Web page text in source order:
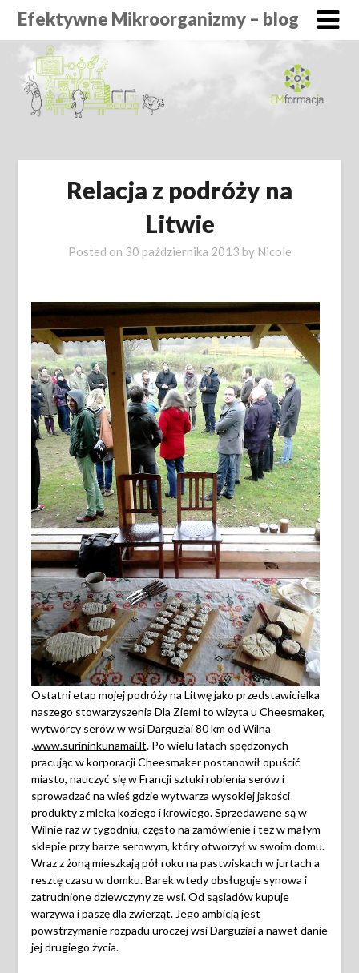
Efektywne Mikroorganizmy – blog
Relacja z podróży na
Litwie
Posted on 30 października 2013 by Nicole
Ostatni etap mojej podróży na Litwę jako przedstawicielka
naszego stowarzyszenia Dla Ziemi to wizyta u Cheesmaker,
wytwórcy serów w wsi Darguziai 80 km od Wilna
.www.surininkunamai.lt. Po wielu latach spędzonych
pracując w korporacji Cheesmaker postanowił opuścić
miasto, nauczyć się w Francji sztuki robienia serów i
sprowadzać na wieś gdzie wytwarza wysokiej jakości
produkty z mleka koziego i krowiego. Sprzedawane są w
Wilnie raz w tygodniu, często na zamówienie i też w małym
sklepie przy barze serowym, który otworzył w swoim domu.
Wraz z żoną mieszkają pół roku na pastwiskach w jurtach a
resztę czasu w domku. Barek wtedy obsługuje synowa i
zatrudnione dziewczyny ze wsi. Od sąsiadów kupuje
warzywa i paszę dla zwierząt. Jego ambicją jest
powstrzymanie rozpadu uroczej wsi Darguziai a nawet danie
jej drugiego życia.